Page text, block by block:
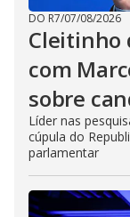
DO R7/07/08/2026
Cleitinho
com
sobre
Líder nas
cúpula do
parlamentar